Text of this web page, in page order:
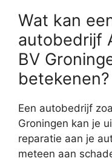
Wat kan
autobedrijf
BV
betekenen?
Een autobedrijf
Groningen kan je
reparatie aan je
meteen aan